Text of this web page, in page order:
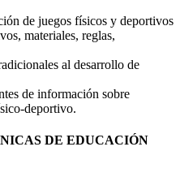
de juegos físicos y deportivos
materiales, reglas,
al desarrollo de
de información sobre
deportivo.
DE EDUCACIÓN